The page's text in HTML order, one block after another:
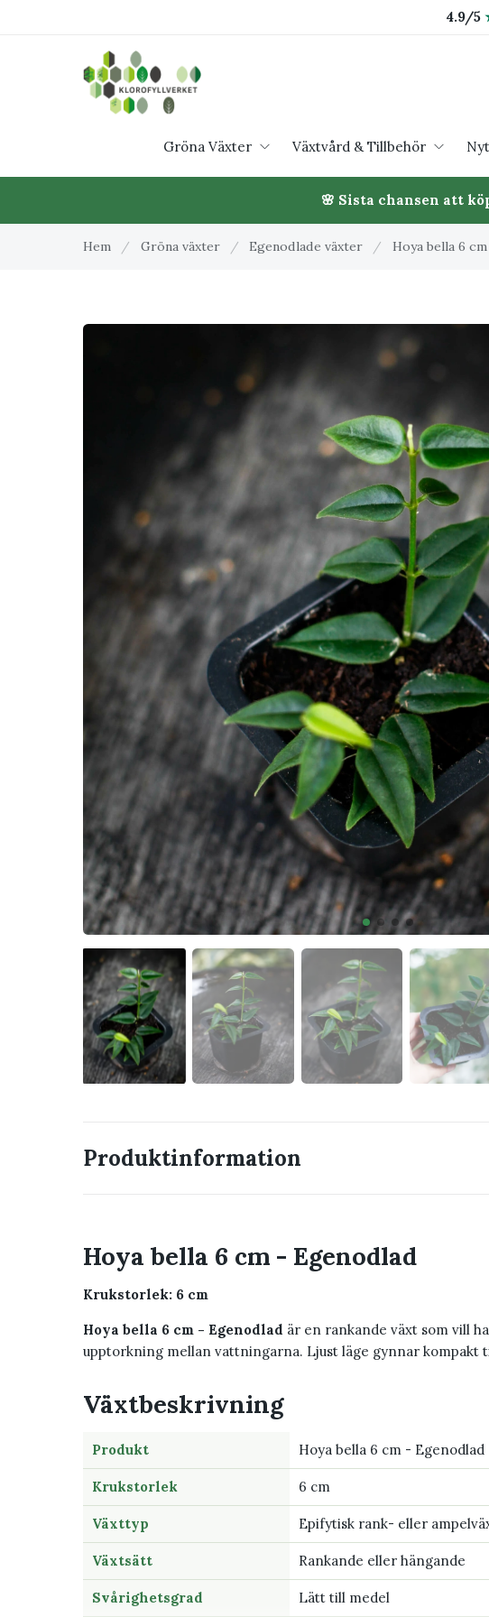
4.9/5
Gröna Växter Växtvård & Tillbehör
🌸 Sista chansen att
Hem / Gröna växter / Egenodlade växter / Hoya bella 6
Produktinformation
Hoya bella 6 cm - Egenodlad
Krukstorlek: 6 cm
Hoya bella 6 cm - Egenodlad är en rankande växt som vill
upptorkning mellan vattningarna. Ljust läge gynnar kompakt
Växtbeskrivning
Produkt Hoya bella 6 cm - Egenodlad
Krukstorlek 6 cm
Växttyp Epifytisk rank- eller
Växtsätt Rankande eller hängande
Svårighetsgrad Lätt till medel